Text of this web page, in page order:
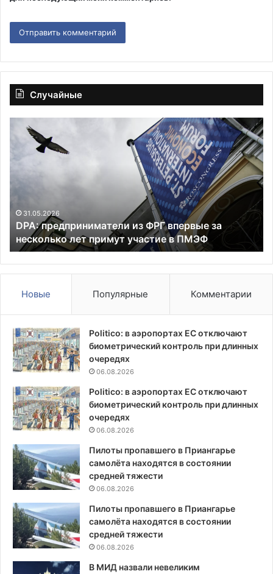
Случайные
предприниматели
из
ФРГ
впервые
за
несколько
лет
примут
участие
в
ПМЭФ
31.05.2026
DPA: предприниматели из ФРГ впервые за
несколько лет примут участие в ПМЭФ
и
Новые Популярные Комментарии
Politico: в аэропортах ЕС отключают
биометрический контроль при длинных
очередях
06.08.2026
Politico: в аэропортах ЕС отключают
биометрический контроль при длинных
очередях
06.08.2026
Пилоты пропавшего в Приангарье
самолёта находятся в состоянии
средней тяжести
06.08.2026
Пилоты пропавшего в Приангарье
самолёта находятся в состоянии
средней тяжести
06.08.2026
В МИД назвали невеликим